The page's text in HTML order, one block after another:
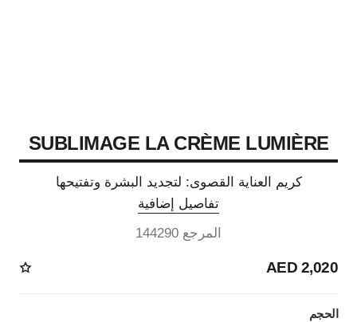
SUBLIMAGE LA CRÈME LUMIÈRE
كريم العناية القصوى: لتجديد البشرة وتفتيحها
تفاصيل إضافية
المرجع 144290
2,020 AED
الحجم